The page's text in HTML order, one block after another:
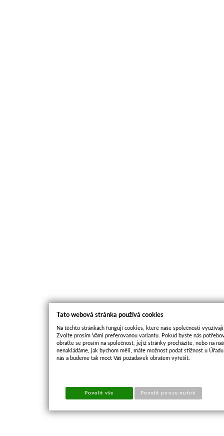
Tato webová stránka používá cookies
Na těchto stránkách fungují cookies, které naše společnosti
Zvolte prosím Vámi preferovanou variantu. Pokud byste nás
obraťte se prosím na společnost, jejíž stránky procházíte, nebo na
nenakládáme, jak bychom měli, máte možnost podat stížnost u
nás a budeme tak moct Váš požadavek obratem vyřešit.
Povolit vše Povolit pouze nutné